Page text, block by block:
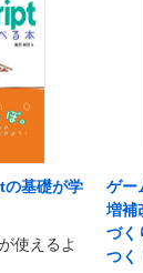
スを操作する
イブラリを使おう
リとは
欠かせない
トを使ってみ
を学ぼう
ーション作成に挑
6.1 簡易ブログ
をデザインす
基礎が学
使えるよ
ゲー
増補
づく
つく